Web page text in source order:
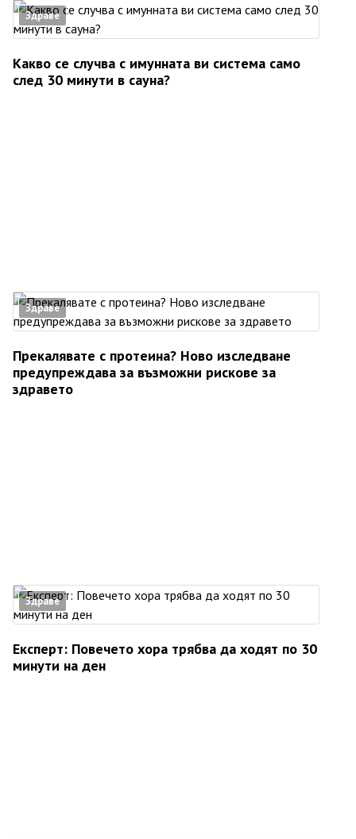
Здраве
Какво се случва с имунната ви система само
след 30 минути в сауна?
Здраве
Прекалявате с протеина? Ново изследване
предупреждава за възможни рискове за
здравето
Здраве
Експерт: Повечето хора трябва да ходят по 30
минути на ден